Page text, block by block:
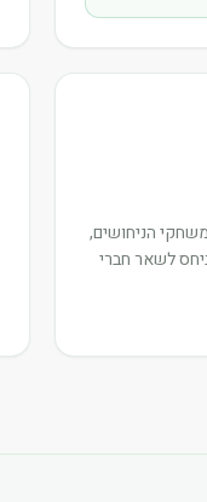
הניחושים,
לשאר חברי